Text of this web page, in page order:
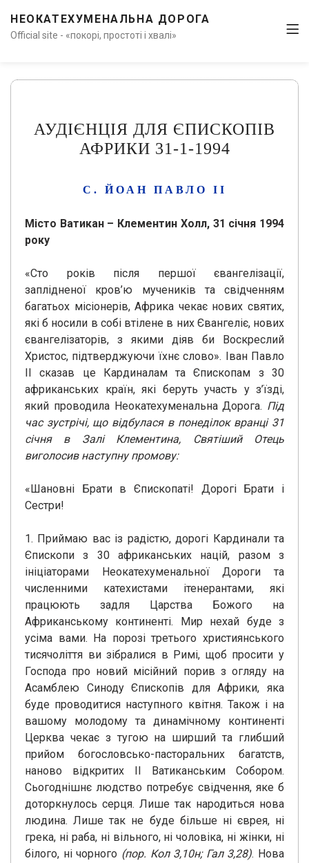
НЕОКАТЕХУМЕНАЛЬНА ДОРОГА
Official site - «покорі, простоті і хвалі»
АУДІЄНЦІЯ ДЛЯ ЄПИСКОПІВ
АФРИКИ 31-1-1994
С. ЙОАН ПАВЛО ІІ
Місто Ватикан – Клементин Холл, 31 січня 1994
року
«Сто років після першої євангелізації,
заплідненої кров’ю мучеників та свідченням
багатьох місіонерів, Африка чекає нових святих,
які б носили в собі втілене в них Євангеліє, нових
євангелізаторів, з якими діяв би Воскреслий
Христос, підтверджуючи їхнє слово». Іван Павло
II сказав це Кардиналам та Єпископам з 30
африканських країн, які беруть участь у з’їзді,
який проводила Неокатехуменальна Дорога. Під
час зустрічі, що відбулася в понеділок вранці 31
січня в Залі Клементина, Святіший Отець
виголосив наступну промову:
«Шановні Брати в Єпископаті! Дорогі Брати і
Сестри!
1. Приймаю вас із радістю, дорогі Кардинали та
Єпископи з 30 африканських націй, разом з
ініціаторами Неокатехуменальної Дороги та
численними катехистами ітенерантами, які
працюють задля Царства Божого на
Африканському континенті. Мир нехай буде з
усіма вами. На порозі третього християнського
тисячоліття ви зібралися в Римі, щоб просити у
Господа про новий місійний порив з огляду на
Асамблею Синоду Єпископів для Африки, яка
буде проводитися наступного квітня. Також і на
вашому молодому та динамічному континенті
Церква чекає з тугою на ширший та глибший
прийом богословсько-пасторальних багатств,
наново відкритих II Ватиканським Собором.
Сьогоднішнє людство потребує свідчення, яке б
доторкнулось серця. Лише так народиться нова
людина. Лише так не буде більше ні єврея, ні
грека, ні раба, ні вільного, ні чоловіка, ні жінки, ні
білого, ні чорного (пор. Кол 3,10н; Гал 3,28). Нова